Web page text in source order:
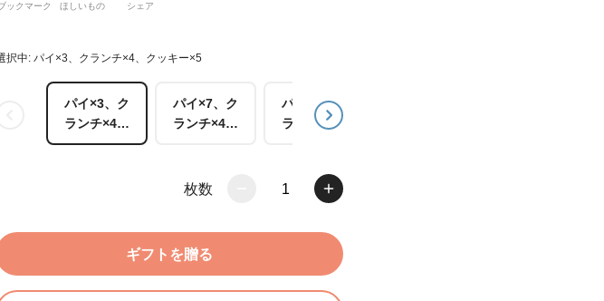
ックマーク ほしいもの シェア
択中: パイ×3、クランチ×4、クッキー×5
パイ×3、ク
ランチ×4、
クッキー×5
パイ×7、ク
ランチ×4、
パイ×7、ク
ランチ×4、
枚数 1
ギフトを贈る